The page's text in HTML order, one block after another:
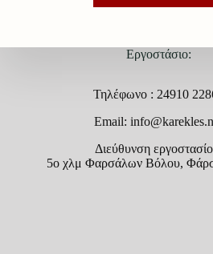
Εργοστάσιο:
Τηλέφωνο : 24910
Email:
Διεύθυνση
5ο χλμ Φαρσάλων Βόλου,